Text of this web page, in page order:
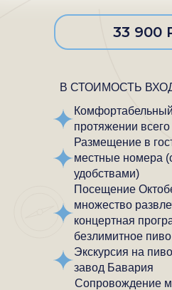
протяжении
Размещение в
местные номера
удобствами)
Посещение
множество
концертная
безлимитное пиво
Экскурсия на
завод Бавария
Сопровождение
В СТОИМОСТЬ
33 900